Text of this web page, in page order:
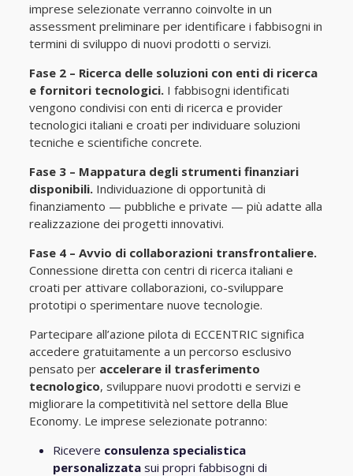
imprese selezionate verranno coinvolte in un
assessment preliminare per identificare i fabbisogni in
termini di sviluppo di nuovi prodotti o servizi.
Fase 2 – Ricerca delle soluzioni con enti di ricerca
e fornitori tecnologici. I fabbisogni identificati
vengono condivisi con enti di ricerca e provider
tecnologici italiani e croati per individuare soluzioni
tecniche e scientifiche concrete.
Fase 3 – Mappatura degli strumenti finanziari
disponibili. Individuazione di opportunità di
finanziamento — pubbliche e private — più adatte alla
realizzazione dei progetti innovativi.
Fase 4 – Avvio di collaborazioni transfrontaliere.
Connessione diretta con centri di ricerca italiani e
croati per attivare collaborazioni, co-sviluppare
prototipi o sperimentare nuove tecnologie.
Partecipare all’azione pilota di ECCENTRIC significa
accedere gratuitamente a un percorso esclusivo
pensato per accelerare il trasferimento
tecnologico, sviluppare nuovi prodotti e servizi e
migliorare la competitività nel settore della Blue
Economy. Le imprese selezionate potranno:
Ricevere consulenza specialistica
personalizzatasui propri fabbisogni di